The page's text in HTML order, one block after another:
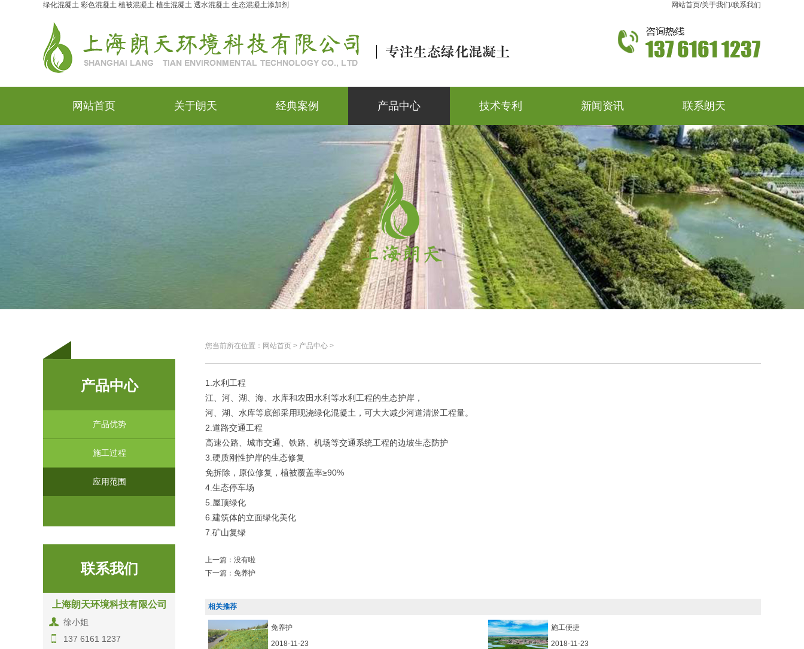
绿化混凝土 彩色混凝土 植被混凝土 植生混凝土 透水混凝土 生态混凝土添加剂 网站首页/关于我们/联系我们
网站首页 关于朗天 经典案例 产品中心 技术专利 新闻资讯 联系朗天
产品中心
产品优势
施工过程
应用范围
联系我们
上海朗天环境科技有限公司
徐小姐
137 6161 1237
您当前所在位置：网站首页 > 产品中心 >
1.水利工程
江、河、湖、海、水库和农田水利等水利工程的生态护岸，
河、湖、水库等底部采用现浇绿化混凝土，可大大减少河道清淤工程量。
2.道路交通工程
高速公路、城市交通、铁路、机场等交通系统工程的边坡生态防护
3.硬质刚性护岸的生态修复
免拆除，原位修复，植被覆盖率≥90%
4.生态停车场
5.屋顶绿化
6.建筑体的立面绿化美化
7.矿山复绿
上一篇： 没有啦
下一篇： 免养护
相关推荐
免养护
2018-11-23
施工便捷
2018-11-23